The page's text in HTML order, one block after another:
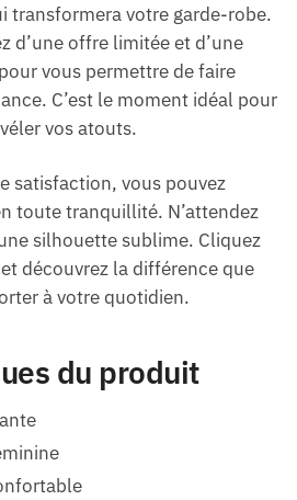
transformera votre garde-robe.
d’une offre limitée et d’une
vous permettre de faire
C’est le moment idéal pour
vos atouts.
satisfaction, vous pouvez
toute tranquillité. N’attendez
silhouette sublime. Cliquez
découvrez la différence que
à votre quotidien.
du produit